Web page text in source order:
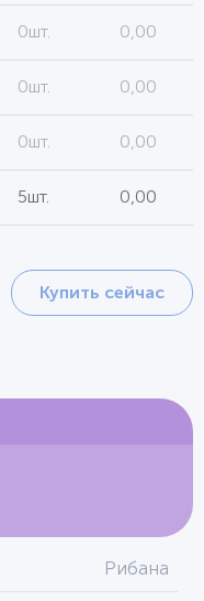
0шт. 0,00
0шт. 0,00
0шт. 0,00
5шт. 0,00
Купить сейчас
Рибана